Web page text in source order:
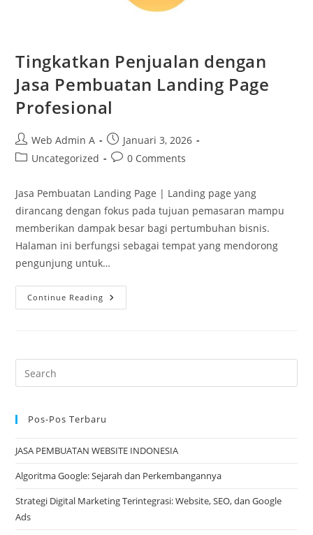
Tingkatkan Penjualan dengan
Jasa Pembuatan Landing Page
Profesional
Post
author:
Web Admin A
Post
published:
Januari 3, 2026
PostUncategorized
Post0 Comments
Jasa Pembuatan Landing Page | Landing page yang
dirancang dengan fokus pada tujuan pemasaran mampu
memberikan dampak besar bagi pertumbuhan bisnis.
Halaman ini berfungsi sebagai tempat yang mendorong
pengunjung untuk…
Continue Reading Tingkatkan
Penjualan
Page
Pos-Pos Terbaru
JASA PEMBUATAN WEBSITE INDONESIA
Algoritma Google: Sejarah dan Perkembangannya
Strategi Digital Marketing Terintegrasi: Website, SEO, dan Google
Ads